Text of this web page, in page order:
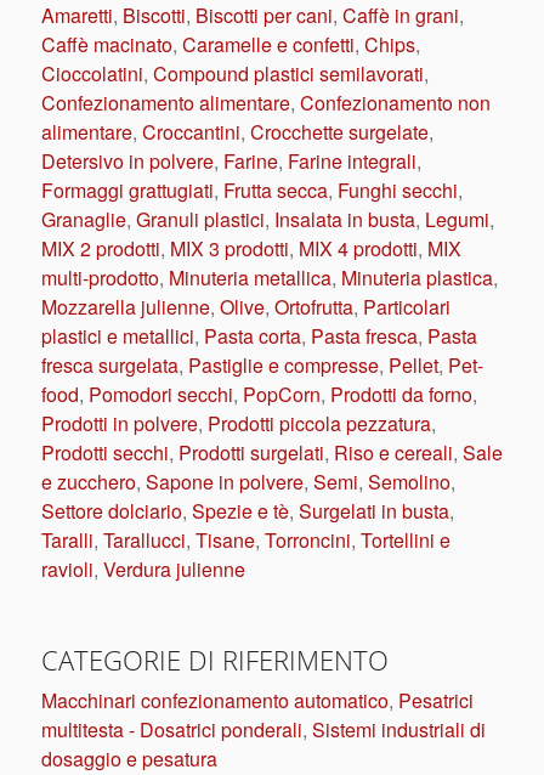
Amaretti, Biscotti, Biscotti per cani, Caffè in grani,
Caffè macinato, Caramelle e confetti, Chips,
Cioccolatini, Compound plastici semilavorati,
Confezionamento alimentare, Confezionamento non
alimentare, Croccantini, Crocchette surgelate,
Detersivo in polvere, Farine, Farine integrali,
Formaggi grattugiati, Frutta secca, Funghi secchi,
Granaglie, Granuli plastici, Insalata in busta, Legumi,
MIX 2 prodotti, MIX 3 prodotti, MIX 4 prodotti, MIX
multi-prodotto, Minuteria metallica, Minuteria plastica,
Mozzarella julienne, Olive, Ortofrutta, Particolari
plastici e metallici, Pasta corta, Pasta fresca, Pasta
fresca surgelata, Pastiglie e compresse, Pellet, Pet-
food, Pomodori secchi, PopCorn, Prodotti da forno,
Prodotti in polvere, Prodotti piccola pezzatura,
Prodotti secchi, Prodotti surgelati, Riso e cereali, Sale
e zucchero, Sapone in polvere, Semi, Semolino,
Settore dolciario, Spezie e tè, Surgelati in busta,
Taralli, Tarallucci, Tisane, Torroncini, Tortellini e
ravioli, Verdura julienne
CATEGORIE DI RIFERIMENTO
Macchinari confezionamento automatico, Pesatrici
multitesta - Dosatrici ponderali, Sistemi industriali di
dosaggio e pesatura